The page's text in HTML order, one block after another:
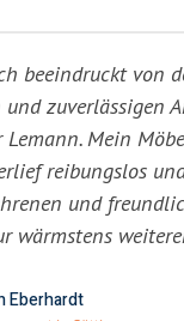
beeindruckt von
zuverlässigen
Lemann. Mein
reibungslos
und
wärmstens
Eberhardt